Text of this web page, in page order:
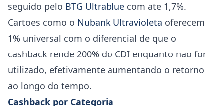
seguido pelo BTG Ultrablue com ate 1,7%.
Cartoes como o Nubank Ultravioleta oferecem
1% universal com o diferencial de que o
cashback rende 200% do CDI enquanto nao for
utilizado, efetivamente aumentando o retorno
ao longo do tempo.
Cashback por Categoria